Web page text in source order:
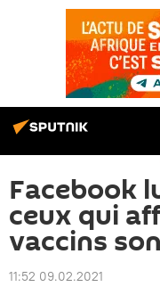
Facebook
ceux qui
vaccins
11:52 09.02.2021